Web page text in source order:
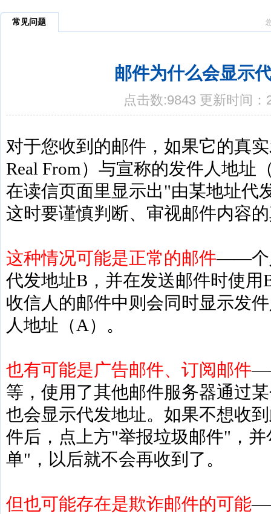
常见问题
邮件为什么会显示
点击数:9843 更新时间：
对于您收到的邮件，如果它的真
Real From）与宣称的发件人地址
在读信页面里显示出"由某地址代
这时要谨慎判断、审视邮件内容
这种情况可能是正常的邮件——个
代发地址B，并在发送邮件时使
收信人的邮件中则会同时显示发
人地址（A）。
也有可能是广告邮件、订阅邮件
等，使用了其他邮件服务器通过
也会显示代发地址。如果不想收
件后，点上方"举报垃圾邮件"，
单"，以后就不会再收到了。
但也可能存在是欺诈邮件的可能